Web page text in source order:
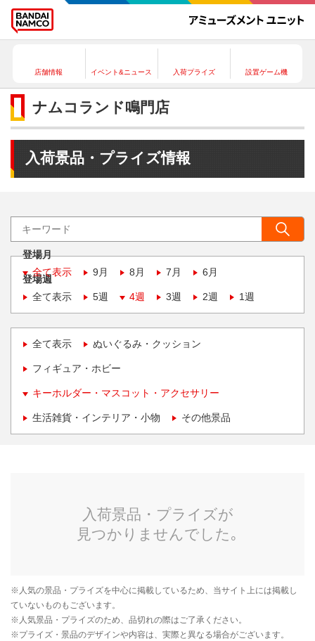
店舗情報 イベント&ニュース 入荷プライズ 設置ゲーム機
ナムコランド鳴門店
入荷景品・プライズ情報
登場月
全て表示
9月 8月 7月 6月
登場週
全て表示
5週 4週 3週 2週 1週
全て表示 ぬいぐるみ・クッション
フィギュア・ホビー
キーホルダー・マスコット・アクセサリー
生活雑貨・インテリア・小物 その他景品